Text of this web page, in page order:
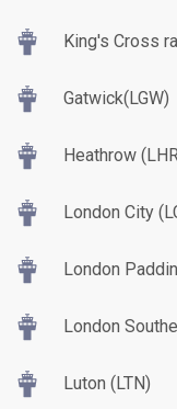
King's Cross
Gatwick(LGW)
Heathrow
London City
London
London
Luton (LTN)